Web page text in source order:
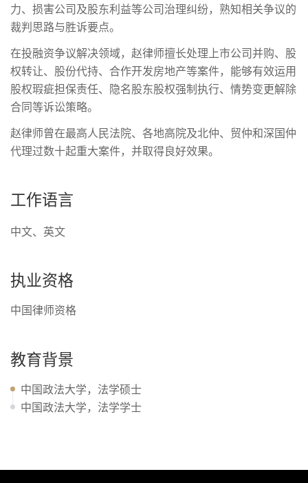
力、损害公司及股东利益等公司治理纠纷，熟知相关争议的
裁判思路与胜诉要点。
在投融资争议解决领域，赵律师擅长处理上市公司并购、股
权转让、股份代持、合作开发房地产等案件，能够有效运用
股权瑕疵担保责任、隐名股东股权强制执行、情势变更解除
合同等诉讼策略。
赵律师曾在最高人民法院、各地高院及北仲、贸仲和深国仲
代理过数十起重大案件，并取得良好效果。
工作语言
中文、英文
执业资格
中国律师资格
教育背景
中国政法大学，法学硕士
中国政法大学，法学学士